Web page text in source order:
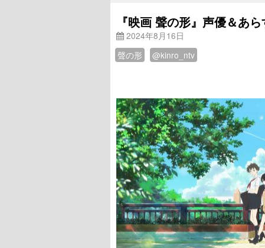
『映画 聲の形』声優＆あ
2024年8月16日
聲の形
@kinro_ntv